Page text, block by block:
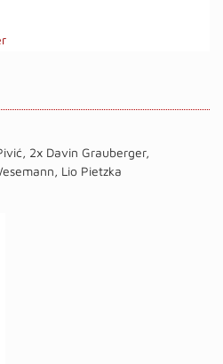
, 2x Davin Grauberger,
, Lio Pietzka